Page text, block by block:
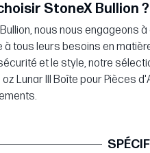
StoneX Bullion ?
nous nous engageons
à tous leurs besoins en
et le style, notre
oz Lunar III Boîte pour Pièces